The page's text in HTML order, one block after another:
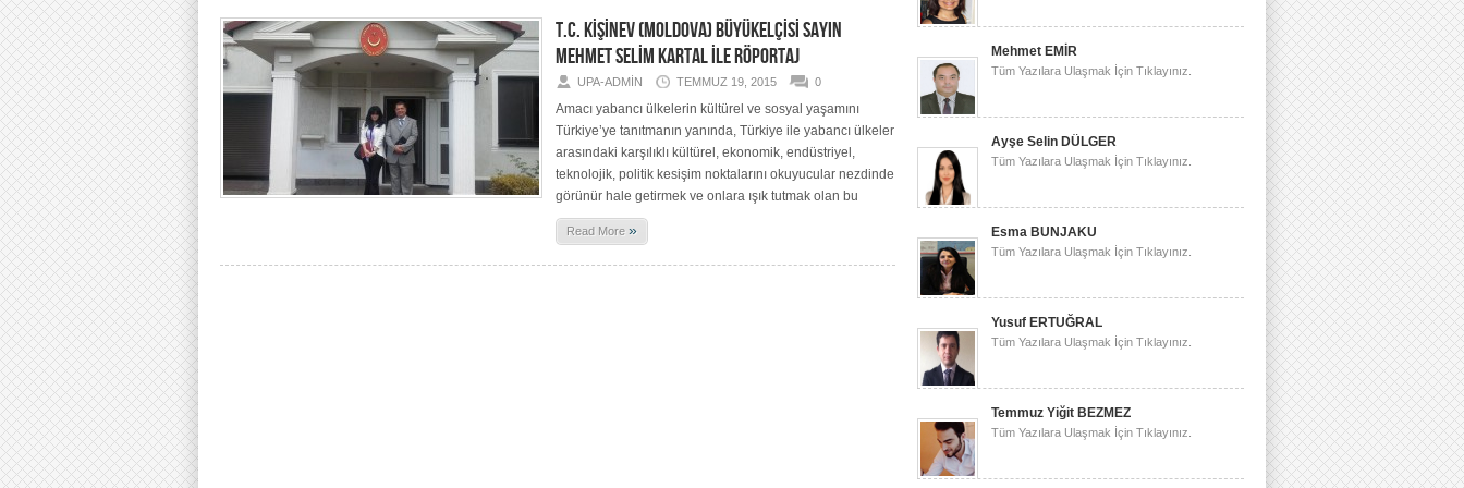
T.C. KİŞİNEV (MOLDOVA) BÜYÜKELÇİSİ SAYIN
MEHMET SELİM KARTAL İLE RÖPORTAJ
UPA-ADMIN TEMMUZ 19, 2015 0
Amacı yabancı ülkelerin kültürel ve sosyal yaşamını
Türkiye’ye tanıtmanın yanında, Türkiye ile yabancı ülkeler
arasındaki karşılıklı kültürel, ekonomik, endüstriyel,
teknolojik, politik kesişim noktalarını okuyucular nezdinde
görünür hale getirmek ve onlara ışık tutmak olan bu
Read More »
Mehmet EMİR
Tüm Yazılara Ulaşmak İçin Tıklayınız.
Ayşe Selin DÜLGER
Tüm Yazılara Ulaşmak İçin Tıklayınız.
Esma BUNJAKU
Tüm Yazılara Ulaşmak İçin Tıklayınız.
Yusuf ERTUĞRAL
Tüm Yazılara Ulaşmak İçin Tıklayınız.
Temmuz Yiğit BEZMEZ
Tüm Yazılara Ulaşmak İçin Tıklayınız.